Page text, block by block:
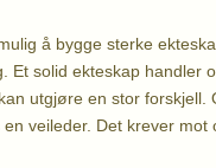
å bygge sterke
Et solid ekteskap handler
utgjøre en stor
veileder. Det krever mot